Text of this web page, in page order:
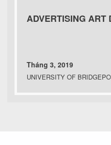
ADVERTISING ART
Tháng 3, 2019
UNIVERSITY OF